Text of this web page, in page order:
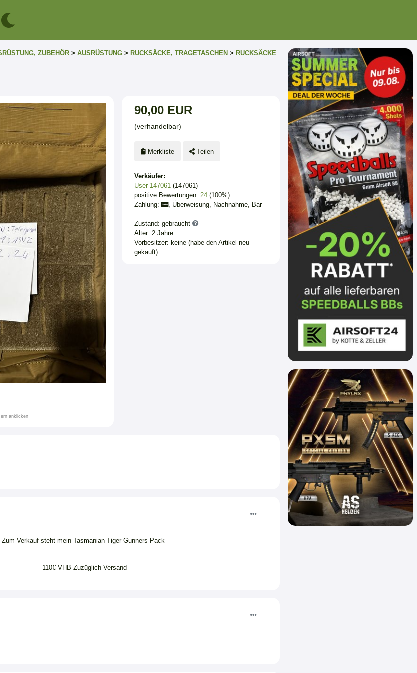
ZUBEHÖR > AUSRÜSTUNG > RUCKSÄCKE, TRAGETASCHEN > RUCKSÄCKE
anklicken
90,00 EUR
(verhandelbar)
Merkliste Teilen
Verkäufer:
User 147061 (147061)
positive Bewertungen: 24(100%)
Zahlung:
, Überweisung, Nachnahme, Bar
Zustand: gebraucht
Alter: 2 Jahre
Vorbesitzer: keine (habe den Artikel neu
gekauft)
Zum Verkauf steht mein Tasmanian Tiger Gunners Pack
110€ VHB Zuzüglich Versand